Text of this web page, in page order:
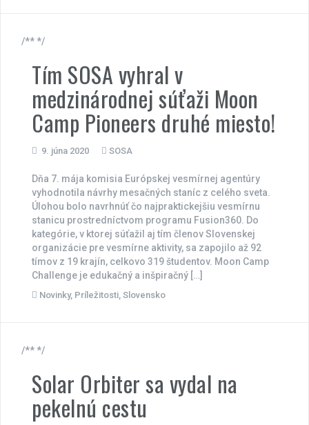
/** */
Tím SOSA vyhral v
medzinárodnej súťaži Moon
Camp Pioneers druhé miesto!
9. júna 2020 SOSA
Dňa 7. mája komisia Európskej vesmírnej agentúry
vyhodnotila návrhy mesačných staníc z celého sveta.
Úlohou bolo navrhnúť čo najpraktickejšiu vesmírnu
stanicu prostredníctvom programu Fusion360. Do
kategórie, v ktorej súťažil aj tím členov Slovenskej
organizácie pre vesmírne aktivity, sa zapojilo až 92
tímov z 19 krajín, celkovo 319 študentov. Moon Camp
Challenge je edukačný a inšpiračný […]
Novinky, Príležitosti, Slovensko
/** */
Solar Orbiter sa vydal na
pekelnú cestu